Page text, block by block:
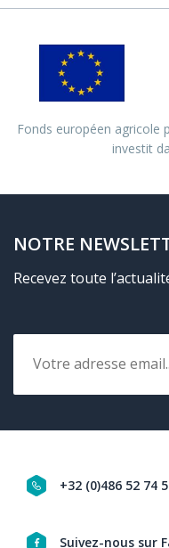
Fonds européen agricole
investit
NOTRE
Recevez toute
Email
Navigation
+32 (0)486 52 74
Suivez-nous sur